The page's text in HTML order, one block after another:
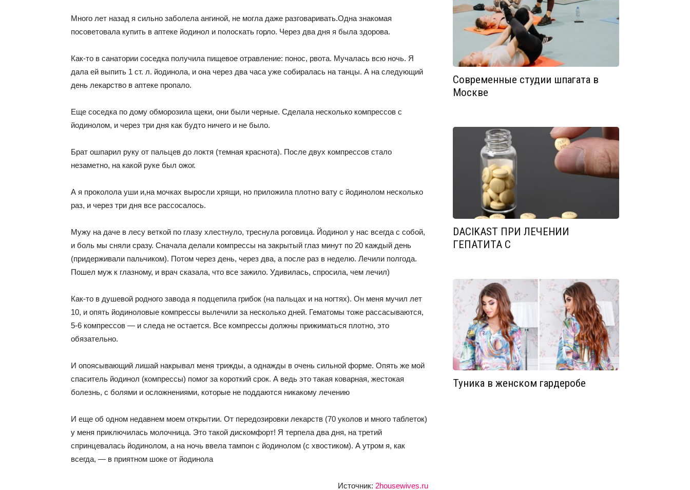
Много лет назад я сильно заболела ангиной, не могла даже разговаривать.Одна знакомая
посоветовала купить в аптеке йодинол и полоскать горло. Через два дня я была здорова.
Как-то в санатории соседка получила пищевое отравление: понос, рвота. Мучалась всю ночь. Я
дала ей выпить 1 ст. л. йодинола, и она через два часа уже собиралась на танцы. А на следующий
день лекарство в аптеке пропало.
Еще соседка по дому обморозила щеки, они были черные. Сделала несколько компрессов с
йодинолом, и через три дня как будто ничего и не было.
Брат ошпарил руку от пальцев до локтя (темная краснота). После двух компрессов стало
незаметно, на какой руке был ожог.
А я проколола уши и,на мочках выросли хрящи, но приложила плотно вату с йодинолом несколько
раз, и через три дня все рассосалось.
Мужу на даче в лесу веткой по глазу хлестнуло, треснула роговица. Йодинол у нас всегда с собой,
и боль мы сняли сразу. Сначала делали компрессы на закрытый глаз минут по 20 каждый день
(придерживали пальчиком). Потом через день, через два, а после раз в неделю. Лечили полгода.
Пошел муж к глазному, и врач сказала, что все зажило. Удивилась, спросила, чем лечил)
Как-то в душевой родного завода я подцепила грибок (на пальцах и на ногтях). Он меня мучил лет
10, и опять йодиноловые компрессы вылечили за несколько дней. Гематомы тоже рассасываются,
5-6 компрессов — и следа не остается. Все компрессы должны прижиматься плотно, это
обязательно.
И опоясывающий лишай накрывал меня трижды, а однажды в очень сильной форме. Опять же мой
спаситель йодинол (компрессы) помог за короткий срок. А ведь это такая коварная, жестокая
болезнь, с болями и осложнениями, которые не поддаются никакому лечению
И еще об одном недавнем моем открытии. От передозировки лекарств (70 уколов и много таблеток)
у меня приключилась молочница. Это такой дискомфорт! Я терпела два дня, на третий
спринцевалась йодинолом, а на ночь ввела тампон с йодинолом (с хвостиком). А утром я, как
всегда, — в приятном шоке от йодинола
Источник: 2housewives.ru
Современные студии шпагата в
Москве
DACIKAST ПРИ ЛЕЧЕНИИ
ГЕПАТИТА С
Туника в женском гардеробе